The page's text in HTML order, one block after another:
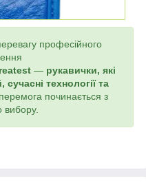
професійного
— рукавички, які
технології та
починається з
вибору.